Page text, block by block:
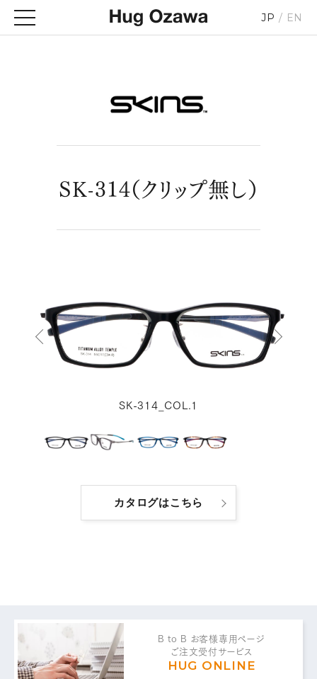
JP EN
SK-314（クリップ無し）
SK-314_COL.1
カタログはこちら
B to B お客様専用ページ
ご注文受付サービス
HUG ONLINE